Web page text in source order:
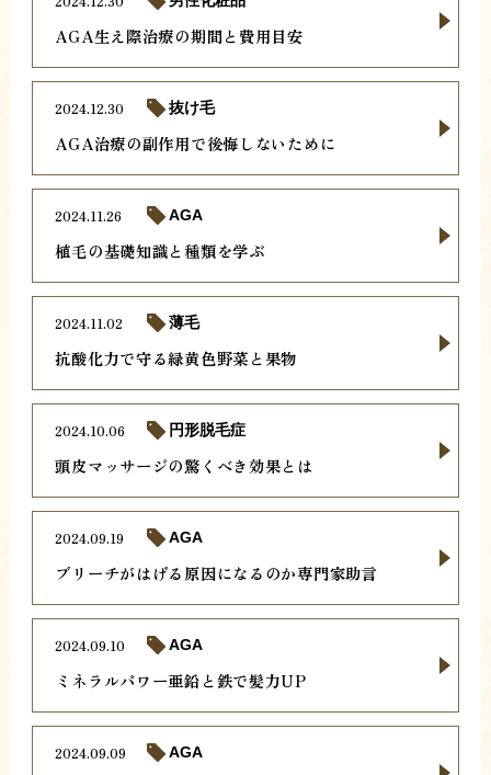
AGA生え際治療の期間と費用目安
AGA治療の副作用で後悔しないために
2024.12.30 抜け毛
植毛の基礎知識と種類を学ぶ
2024.11.26 AGA
抗酸化力で守る緑黄色野菜と果物
2024.11.02 薄毛
頭皮マッサージの驚くべき効果とは
2024.10.06 円形脱毛症
ブリーチがはげる原因になるのか専門家助言
2024.09.19 AGA
ミネラルパワー亜鉛と鉄で髪力UP
2024.09.10 AGA
2024.09.09 AGA